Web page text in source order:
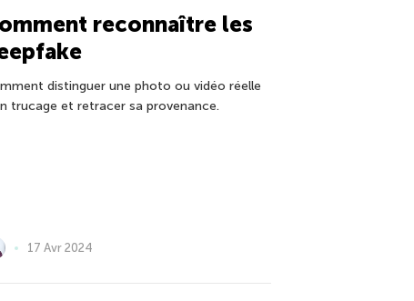
reconnaître les
distinguer une photo ou vidéo réelle
trucage et retracer sa provenance.
17 Avr 2024